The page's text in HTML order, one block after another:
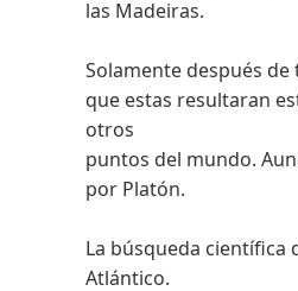
las Madeiras.
Solamente después
que estas resultaran
otros
puntos del mundo.
por Platón.
La búsqueda científica
Atlántico.